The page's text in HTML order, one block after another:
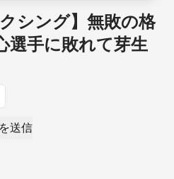
シング】無敗の格
選手に敗れて芽生
送信